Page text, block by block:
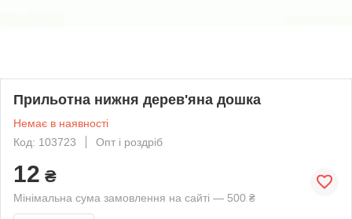
Прильотна нижня дерев'яна дошка
Немає в наявності
Код: 103723
Опт і роздріб
12 ₴
Мінімальна сума замовлення на сайті — 500 ₴